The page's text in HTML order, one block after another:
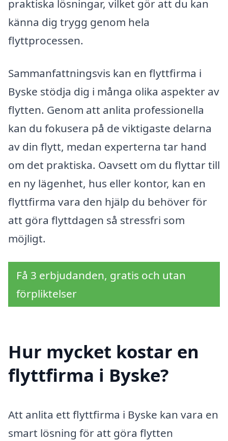
praktiska lösningar, vilket gör att du kan
känna dig trygg genom hela
flyttprocessen.
Sammanfattningsvis kan en flyttfirma i
Byske stödja dig i många olika aspekter av
flytten. Genom att anlita professionella
kan du fokusera på de viktigaste delarna
av din flytt, medan experterna tar hand
om det praktiska. Oavsett om du flyttar till
en ny lägenhet, hus eller kontor, kan en
flyttfirma vara den hjälp du behöver för
att göra flyttdagen så stressfri som
möjligt.
Få 3 erbjudanden, gratis och utan
förpliktelser
Hur mycket kostar en
flyttfirma i Byske?
Att anlita ett flyttfirma i Byske kan vara en
smart lösning för att göra flytten